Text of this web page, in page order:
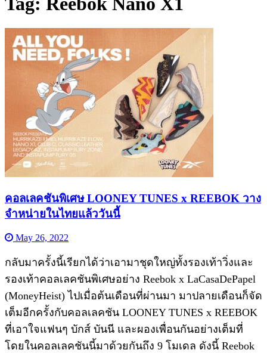
คอลเลคชันพิเศษ LOONEY TUNES x REEBOK วาง
จำหน่ายในไทยแล้ววันนี้
May 26, 2022
กลับมาครั้งนี้เรียกได้ว่าเอามาชุดใหญ่ทั้งรองเท้าวิ่งและ
รองเท้าคอลเลคชันพิเศษอย่าง Reebok x LaCasaDePapel
(MoneyHeist) ไปเมื่อต้นเดือนที่ผ่านมา มาปลายเดือนก็จัด
เต็มอีกครั้งกับคอลเลคชัน LOONEY TUNES x REEBOK
ที่เอาใจแฟนๆ บักส์ บันนี และผองเพื่อนกันอย่างเต็มที่
โดยในคอลเลคชันนี้มาด้วยกันถึง 9 โมเดล ดังนี้ Reebok